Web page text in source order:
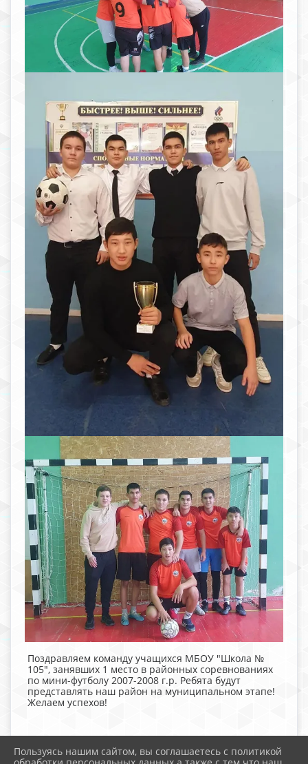
Поздравляем команду учащихся МБОУ "Школа №
105", занявших 1 место в районных соревнованиях
по мини-футболу 2007-2008 г.р. Ребята будут
представлять наш район на муниципальном этапе!
Желаем успехов!
Пользуясь нашим сайтом, вы соглашаетесь с политикой